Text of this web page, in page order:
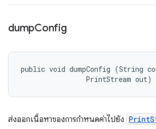
dumpConfig
public void dumpConfig (String
                PrintStream out)
ส่งออกเนื้อหาของการกำหนดค่าไปยัง